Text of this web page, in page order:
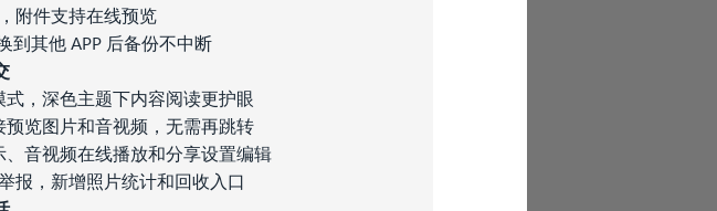
附件支持在线预览
到其他 APP 后备份不中断
，深色主题下内容阅读更护眼
览图片和音视频，无需再跳转
音视频在线播放和分享设置编辑
报，新增照片统计和回收入口